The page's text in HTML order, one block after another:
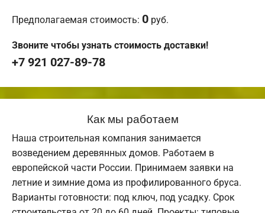
Предполагаемая стоимость: 0 руб.
Звоните чтобы узнать стоимость доставки!
+7 921 027-89-78
Как мы работаем
Наша строительная компания занимается
возведением деревянных домов. Работаем в
европейской части России. Принимаем заявки на
летние и зимние дома из профилированного бруса.
Варианты готовности: под ключ, под усадку. Срок